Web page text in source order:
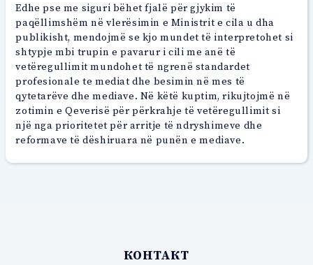
Edhe pse me siguri bëhet fjalë për gjykim të
paqëllimshëm në vlerësimin e Ministrit e cila u dha
publikisht, mendojmë se kjo mundet të interpretohet si
shtypje mbi trupin e pavarur i cili me anë të
vetëregullimit mundohet të ngrenë standardet
profesionale te mediat dhe besimin në mes të
qytetarëve dhe mediave. Në këtë kuptim, rikujtojmë në
zotimin e Qeverisë për përkrahje të vetëregullimit si
një nga prioritetet për arritje të ndryshimeve dhe
reformave të dëshiruara në punën e mediave.
КОНТАКТ